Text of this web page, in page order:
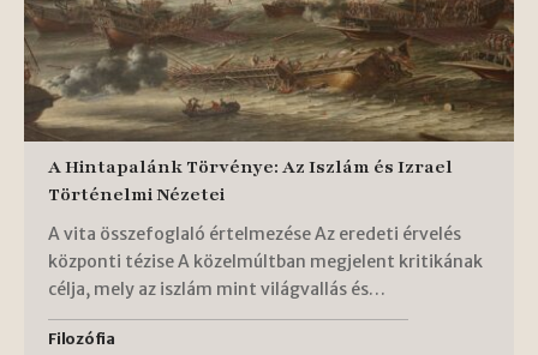
A Hintapalánk Törvénye: Az Iszlám és Izrael
Történelmi Nézetei
A vita összefoglaló értelmezése Az eredeti érvelés
központi tézise A közelmúltban megjelent kritikának
célja, mely az iszlám mint világvallás és…
Filozófia